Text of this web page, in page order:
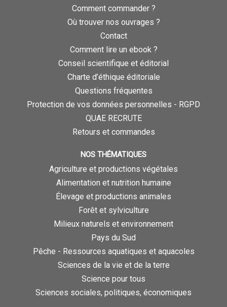
Comment commander ?
Où trouver nos ouvrages ?
Contact
Comment lire un ebook ?
Conseil scientifique et éditorial
Charte d’éthique éditoriale
Questions fréquentes
Protection de vos données personnelles - RGPD
QUAE RECRUTE
Retours et commandes
NOS THÉMATIQUES
Agriculture et productions végétales
Alimentation et nutrition humaine
Élevage et productions animales
Forêt et sylviculture
Milieux naturels et environnement
Pays du Sud
Pêche - Ressources aquatiques et aquacoles
Sciences de la vie et de la terre
Science pour tous
Sciences sociales, politiques, économiques